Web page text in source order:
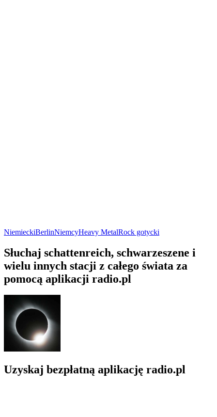
NiemieckiBerlinNiemcyHeavy MetalRock gotycki
Słuchaj schattenreich, schwarzeszene i
wielu innych stacji z całego świata za
pomocą aplikacji radio.pl
Uzyskaj bezpłatną aplikację radio.pl